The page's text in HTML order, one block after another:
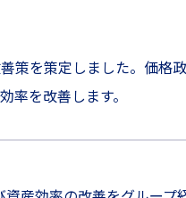
策を策定しました。価格
を改善します。